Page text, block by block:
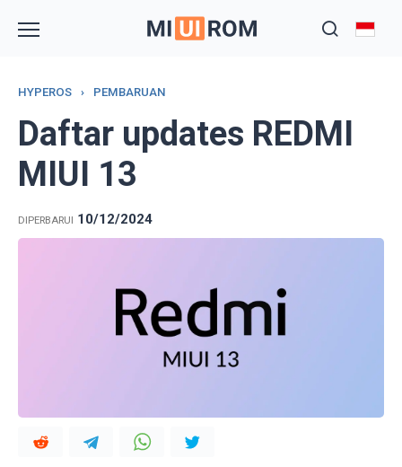
HYPEROS › PEMBARUAN
Daftar updates REDMI
MIUI 13
DIPERBARUI 10/12/2024